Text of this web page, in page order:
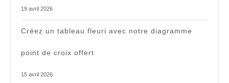
19 avril 2026
Créez un tableau fleuri avec notre diagramme
point de croix offert
15 avril 2026